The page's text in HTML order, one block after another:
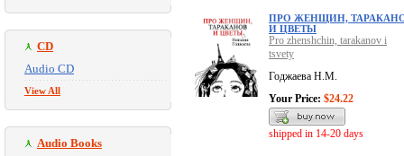
CD
Audio CD
View All
Audio Books
ПРО ЖЕНЩИН,
И ЦВЕТЫ
Pro zhenshchin, tarakanov i
tsvety
Годжаева Н.М.
Your Price: $24.22
shipped in 14-20 days